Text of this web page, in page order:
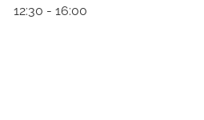
12:30 - 16:00